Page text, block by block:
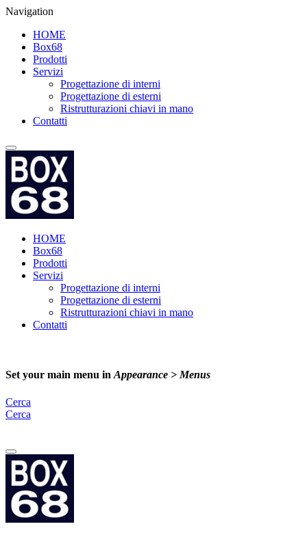
Navigation
HOME
Box68
Prodotti
Servizi
Progettazione di interni
Progettazione di esterni
Ristrutturazioni chiavi in mano
Contatti
HOME
Box68
Prodotti
Servizi
Progettazione di interni
Progettazione di esterni
Ristrutturazioni chiavi in mano
Contatti
Set your main menu in Appearance > Menus
Cerca
Cerca